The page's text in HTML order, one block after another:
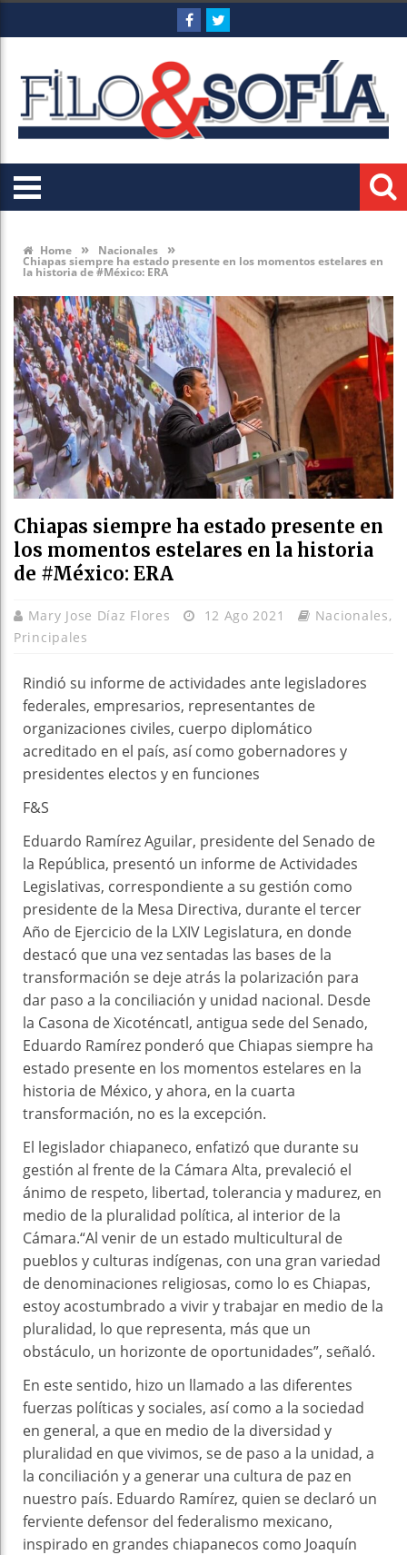
Home » Nacionales »
Chiapas siempre ha estado presente en los momentos estelares en
la historia de #México: ERA
Chiapas siempre ha estado presente en
los momentos estelares en la historia
de #México: ERA
Mary Jose Díaz Flores 12 Ago 2021 Nacionales,
Principales
Rindió su informe de actividades ante legisladores
federales, empresarios, representantes de
organizaciones civiles, cuerpo diplomático
acreditado en el país, así como gobernadores y
presidentes electos y en funciones
F&S
Eduardo Ramírez Aguilar, presidente del Senado de
la República, presentó un informe de Actividades
Legislativas, correspondiente a su gestión como
presidente de la Mesa Directiva, durante el tercer
Año de Ejercicio de la LXIV Legislatura, en donde
destacó que una vez sentadas las bases de la
transformación se deje atrás la polarización para
dar paso a la conciliación y unidad nacional. Desde
la Casona de Xicoténcatl, antigua sede del Senado,
Eduardo Ramírez ponderó que Chiapas siempre ha
estado presente en los momentos estelares en la
historia de México, y ahora, en la cuarta
transformación, no es la excepción.
El legislador chiapaneco, enfatizó que durante su
gestión al frente de la Cámara Alta, prevaleció el
ánimo de respeto, libertad, tolerancia y madurez, en
medio de la pluralidad política, al interior de la
Cámara.“Al venir de un estado multicultural de
pueblos y culturas indígenas, con una gran variedad
de denominaciones religiosas, como lo es Chiapas,
estoy acostumbrado a vivir y trabajar en medio de la
pluralidad, lo que representa, más que un
obstáculo, un horizonte de oportunidades”, señaló.
En este sentido, hizo un llamado a las diferentes
fuerzas políticas y sociales, así como a la sociedad
en general, a que en medio de la diversidad y
pluralidad en que vivimos, se de paso a la unidad, a
la conciliación y a generar una cultura de paz en
nuestro país. Eduardo Ramírez, quien se declaró un
ferviente defensor del federalismo mexicano,
inspirado en grandes chiapanecos como Joaquín